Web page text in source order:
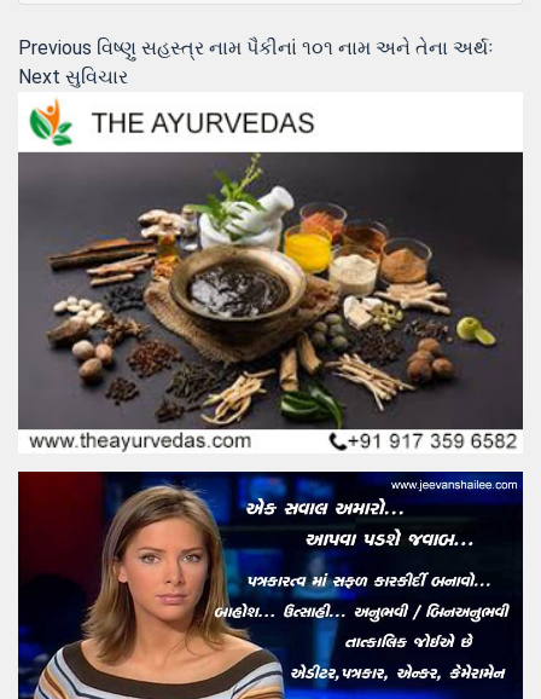
Post
navigation
Previous Previous
post:
વિષ્ણુ સહસ્ત્ર નામ પૈકીનાં ૧૦૧ નામ અને તેના અર્થઃ
Next Next
સુવિચાર